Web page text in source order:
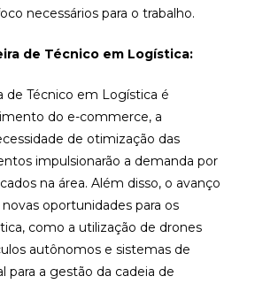
necessários para o trabalho.
de Técnico em Logística:
de Técnico em Logística é
do e-commerce, a
de otimização das
impulsionarão a demanda por
na área. Além disso, o avanço
oportunidades para os
como a utilização de drones
autônomos e sistemas de
para a gestão da cadeia de